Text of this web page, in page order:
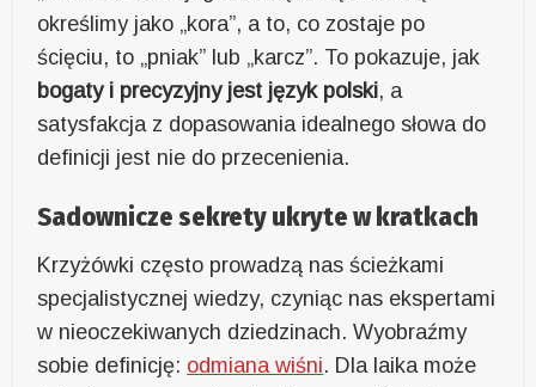
określimy jako „kora”, a to, co zostaje po
ścięciu, to „pniak” lub „karcz”. To pokazuje, jak
bogaty i precyzyjny jest język polski, a
satysfakcja z dopasowania idealnego słowa do
definicji jest nie do przecenienia.
Sadownicze sekrety ukryte w kratkach
Krzyżówki często prowadzą nas ścieżkami
specjalistycznej wiedzy, czyniąc nas ekspertami
w nieoczekiwanych dziedzinach. Wyobraźmy
sobie definicję: odmiana wiśni. Dla laika może